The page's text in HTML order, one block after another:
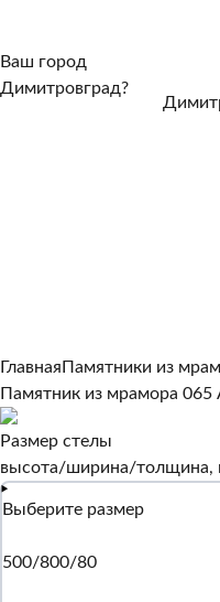
Ваш город
Димитровград?
Главная Памятники из
Памятник из мрамора 065
Размер стелы
высота/ширина/толщина,
Выберите размер
500/800/80